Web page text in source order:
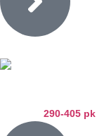
290-405 pk